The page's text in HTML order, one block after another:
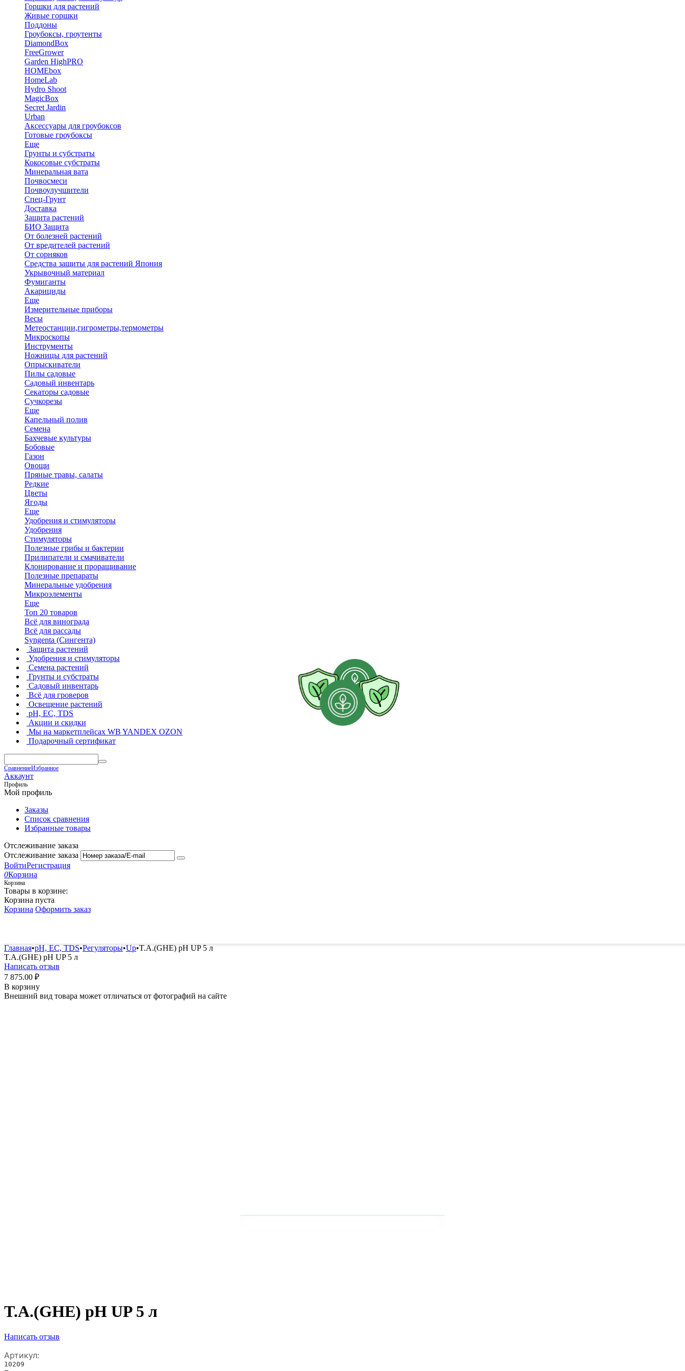
Горшки для растений
Живые горшки
Поддоны
Гроубоксы, гроутенты
DiamondBox
FreeGrower
Garden HighPRO
HOMEbox
HomeLab
Hydro Shoot
MagicBox
Secret Jardin
Urban
Аксессуары для гроубоксов
Готовые гроубоксы
Еще
Грунты и субстраты
Кокосовые субстраты
Минеральная вата
Почвосмеси
Почвоулучшители
Спец-Грунт
Доставка
Защита растений
БИО Защита
От болезней растений
От вредителей растений
От сорняков
Средства защиты для растений Япония
Укрывочный материал
Фумиганты
Акарициды
Еще
Измерительные приборы
Весы
Метеостанции,гигрометры,термометры
Микроскопы
Инструменты
Ножницы для растений
Опрыскиватели
Пилы садовые
Садовый инвентарь
Секаторы садовые
Сучкорезы
Еще
Капельный полив
Семена
Бахчевые культуры
Бобовые
Газон
Овощи
Пряные травы, салаты
Редкие
Цветы
Ягоды
Еще
Удобрения и стимуляторы
Удобрения
Стимуляторы
Полезные грибы и бактерии
Прилипатели и смачиватели
Клонирование и проращивание
Полезные препараты
Минеральные удобрения
Микроэлементы
Еще
Топ 20 товаров
Всё для винограда
Всё для рассады
Syngenta (Сингента)
Защита растений
Удобрения и стимуляторы
Семена растений
Грунты и субстраты
Садовый инвентарь
Всё для гроверов
Освещение растений
pH, EC, TDS
Акции и скидки
Мы на маркетплейсах WB YANDEX OZON
Подарочный сертификат
СравнениеИзбранное
Профиль
Аккаунт
Мой профиль
Заказы
Список сравнения
Избранные товары
Отслеживание заказа
Отслеживание заказа
ВойтиРегистрация
Корзина
0Корзина
Товары в корзине:
Корзина пуста
Корзина Оформить заказ
Главная•pH, EC, TDS•Регуляторы•Up•T.A.(GHE) pH UP 5 л
T.A.(GHE) pH UP 5 л
Написать отзыв
7 875.00 ₽
В корзину
Внешний вид товара может отличаться от фотографий на сайте
T.A.(GHE) pH UP 5 л
Написать отзыв
Артикул:
10209